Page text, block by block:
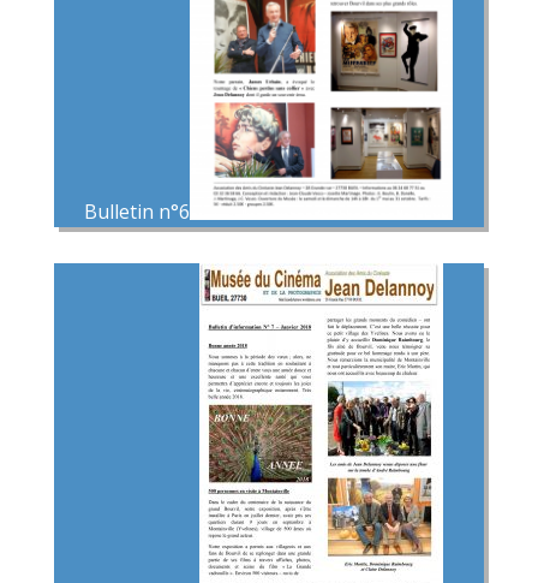
Bulletin n°6